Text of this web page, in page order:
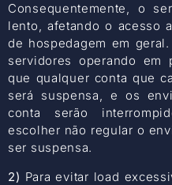
Consequentemente, o
lento, afetando o acesso
de hospedagem em
servidores operando em
que qualquer conta que
será suspensa, e os
conta serão
escolher não regular o
ser suspensa.
2) Para evitar load